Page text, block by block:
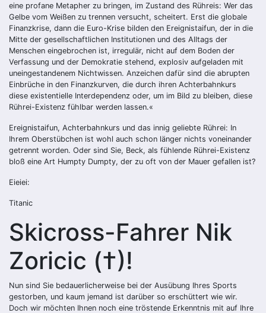
eine profane Metapher zu bringen, im Zustand des Rühreis: Wer das
Gelbe vom Weißen zu trennen versucht, scheitert. Erst die globale
Finanzkrise, dann die Euro-Krise bilden den Ereignistaifun, der in die
Mitte der gesellschaftlichen Institutionen und des Alltags der
Menschen eingebrochen ist, irregulär, nicht auf dem Boden der
Verfassung und der Demokratie stehend, explosiv aufgeladen mit
uneingestandenem Nichtwissen. Anzeichen dafür sind die abrupten
Einbrüche in den Finanzkurven, die durch ihren Achterbahnkurs
diese existentielle Interdependenz oder, um im Bild zu bleiben, diese
Rührei-Existenz fühlbar werden lassen.«
Ereignistaifun, Achterbahnkurs und das innig geliebte Rührei: In
Ihrem Oberstübchen ist wohl auch schon länger nichts voneinander
getrennt worden. Oder sind Sie, Beck, als fühlende Rührei-Existenz
bloß eine Art Humpty Dumpty, der zu oft von der Mauer gefallen ist?
Eieiei:
Titanic
Skicross-Fahrer Nik
Zoricic (†)!
Nun sind Sie bedauerlicherweise bei der Ausübung Ihres Sports
gestorben, und kaum jemand ist darüber so erschüttert wie wir.
Doch wir möchten Ihnen noch eine tröstende Erkenntnis mit auf Ihre